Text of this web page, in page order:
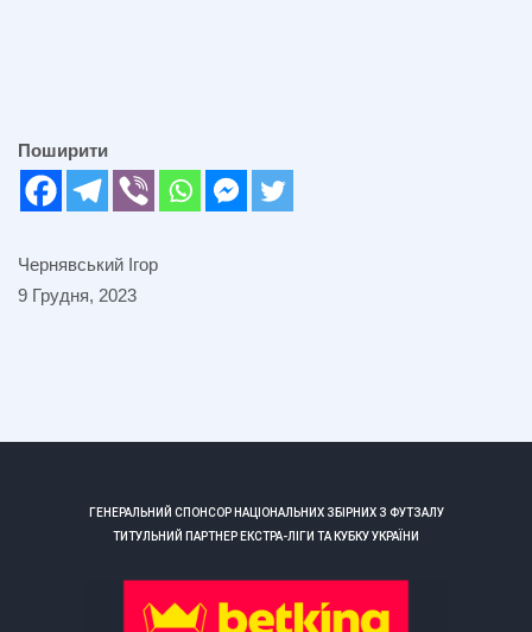
Поширити
Чернявський Ігор
9 Грудня, 2023
ГЕНЕРАЛЬНИЙ СПОНСОР НАЦІОНАЛЬНИХ ЗБІРНИХ З ФУТЗАЛУ
ТИТУЛЬНИЙ ПАРТНЕР ЕКСТРА-ЛІГИ ТА КУБКУ УКРАЇНИ